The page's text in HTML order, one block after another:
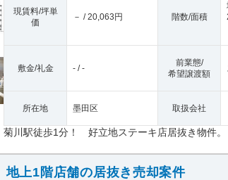
現賃料/坪単
価
－ / 20,063円 階数/面積
敷金/礼金 - / -
前業態/
希望譲渡額
所在地 墨田区 取扱会社
菊川駅徒歩1分！ 好立地ステーキ店居抜き物件。
地上1階店舗の居抜き売却案件